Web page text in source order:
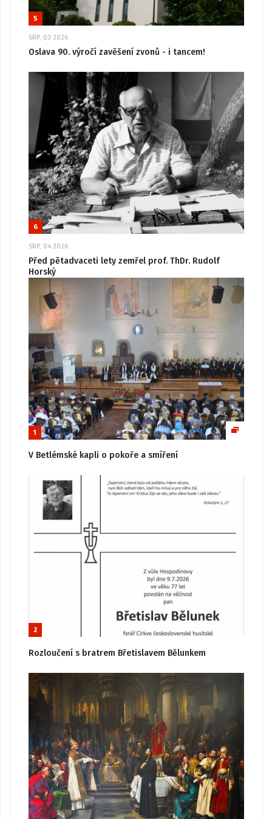
5
SRP, 03 2026
Oslava 90. výročí zavěšení zvonů - i tancem!
6
SRP, 04 2026
Před pětadvaceti lety zemřel prof. ThDr. Rudolf
Horský
1
V Betlémské kapli o pokoře a smíření
2
Rozloučení s bratrem Břetislavem Bělunkem